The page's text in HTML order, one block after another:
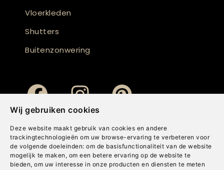
Wij gebruiken cookies
Deze website maakt gebruik van cookies en andere
trackingtechnologieën om uw browse-ervaring te verbeteren voor
de volgende doeleinden: om de basisfunctionaliteit van de website
mogelijk te maken , om een betere ervaring op de website te
bieden, om uw interesse in onze producten en diensten te meten
Vloerkleden
Shutters
Buitenzonwering